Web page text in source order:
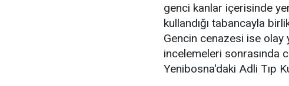
genci kanlar içerisinde
kullandığı tabancayla
Gencin cenazesi ise olay
incelemeleri sonrasında
Yenibosna'daki Adli Tıp